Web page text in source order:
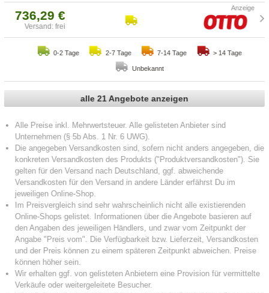
736,29 €
Versand: frei
0-2 Tage 2-7 Tage 7-14 Tage > 14 Tage
Unbekannt
alle 21 Angebote anzeigen